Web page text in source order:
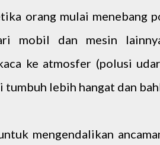
orang mulai menebang
mobil dan mesin
ke atmosfer (polusi
lebih hangat dan
mengendalikan